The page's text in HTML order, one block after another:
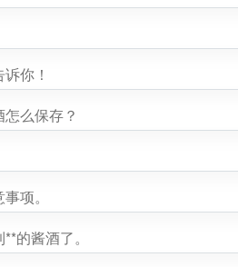
你！
么保存？
项。
的酱酒了。